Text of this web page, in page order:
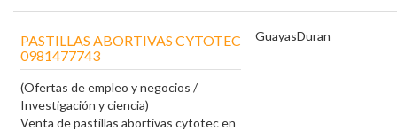
PASTILLAS ABORTIVAS CYTOTEC
0981477743
(Ofertas de empleo y negocios /
Investigación y ciencia)
Venta de pastillas abortivas cytotec en
GuayasDuran